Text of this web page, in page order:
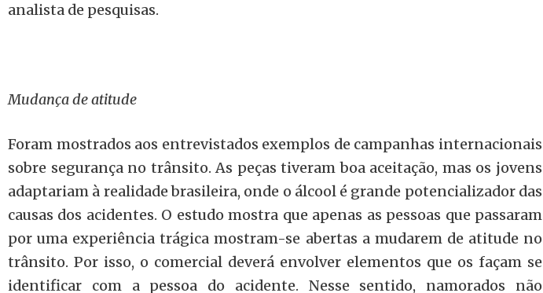
analista de pesquisas.
Mudança de atitude
Foram mostrados aos entrevistados exemplos de campanhas internacionais
sobre segurança no trânsito. As peças tiveram boa aceitação, mas os jovens
adaptariam à realidade brasileira, onde o álcool é grande potencializador das
causas dos acidentes. O estudo mostra que apenas as pessoas que passaram
por uma experiência trágica mostram-se abertas a mudarem de atitude no
trânsito. Por isso, o comercial deverá envolver elementos que os façam se
identificar com a pessoa do acidente. Nesse sentido, namorados não